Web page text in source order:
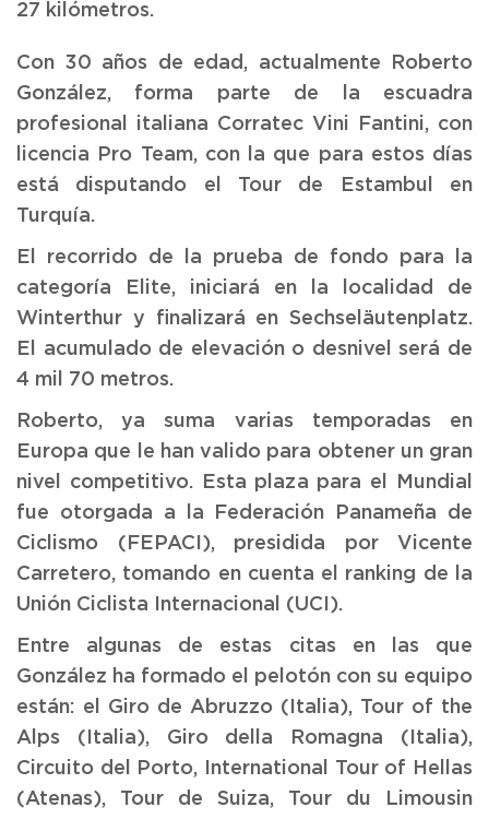
27 kilómetros.
Con 30 años de edad, actualmente Roberto
González, forma parte de la escuadra
profesional italiana Corratec Vini Fantini, con
licencia Pro Team, con la que para estos días
está disputando el Tour de Estambul en
Turquía.
El recorrido de la prueba de fondo para la
categoría Elite, iniciará en la localidad de
Winterthur y finalizará en Sechseläutenplatz.
El acumulado de elevación o desnivel será de
4 mil 70 metros.
Roberto, ya suma varias temporadas en
Europa que le han valido para obtener un gran
nivel competitivo. Esta plaza para el Mundial
fue otorgada a la Federación Panameña de
Ciclismo (FEPACI), presidida por Vicente
Carretero, tomando en cuenta el ranking de la
Unión Ciclista Internacional (UCI).
Entre algunas de estas citas en las que
González ha formado el pelotón con su equipo
están: el Giro de Abruzzo (Italia), Tour of the
Alps (Italia), Giro della Romagna (Italia),
Circuito del Porto, International Tour of Hellas
(Atenas), Tour de Suiza, Tour du Limousin